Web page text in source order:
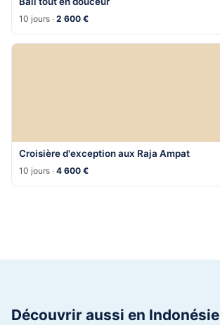
10 jours ·2 600 €
Croisière d'exception aux Raja Ampat
10 jours ·4 600 €
Découvrir aussi en Indonésie